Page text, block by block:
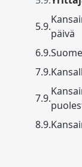
5.9.
päivä
6.9.
7.9.
7.9.
8.9.